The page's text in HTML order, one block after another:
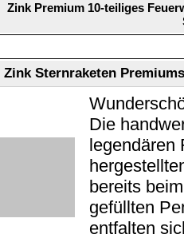
Zink Premium 10-teiliges
Zink Sternraketen
Die
legendären
bereits
gefüllten
entfalten